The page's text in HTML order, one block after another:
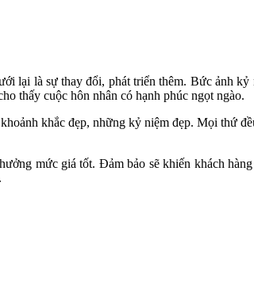
lại là sự thay đổi, phát triển thêm. Bức ảnh
thấy cuộc hôn nhân có hạnh phúc ngọt ngào.
khắc đẹp, những kỷ niệm đẹp. Mọi thứ
mức giá tốt. Đảm bảo sẽ khiến khách